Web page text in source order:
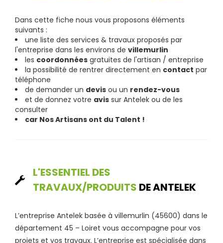
Dans cette fiche nous vous proposons éléments
suivants :
une liste des services & travaux proposés par
l'entreprise dans les environs de villemurlin
les coordonnées gratuites de l'artisan / entreprise
la possibilité de rentrer directement en contact par
téléphone
de demander un devis ou un rendez-vous
et de donnez votre avis sur Antelek ou de les
consulter
car Nos Artisans ont du Talent !
L'ESSENTIEL DES
TRAVAUX/PRODUITS DE ANTELEK
L’entreprise Antelek basée à villemurlin (45600) dans le
département 45 – Loiret vous accompagne pour vos
projets et vos travaux. L’entreprise est spécialisée dans